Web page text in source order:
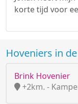
korte tijd voor
Hoveniers in
Brink Hovenier
+2km. -